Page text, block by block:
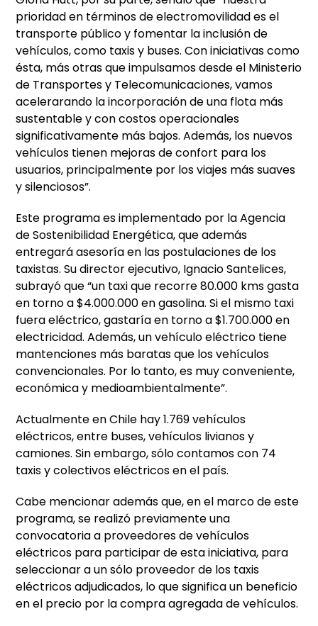
prioridad en términos de electromovilidad es el
transporte público y fomentar la inclusión de
vehículos, como taxis y buses. Con iniciativas como
ésta, más otras que impulsamos desde el Ministerio
de Transportes y Telecomunicaciones, vamos
acelerarando la incorporación de una flota más
sustentable y con costos operacionales
significativamente más bajos. Además, los nuevos
vehículos tienen mejoras de confort para los
usuarios, principalmente por los viajes más suaves
y silenciosos”.
Este programa es implementado por la Agencia
de Sostenibilidad Energética, que además
entregará asesoría en las postulaciones de los
taxistas. Su director ejecutivo, Ignacio Santelices,
subrayó que “un taxi que recorre 80.000 kms gasta
en torno a $4.000.000 en gasolina. Si el mismo taxi
fuera eléctrico, gastaría en torno a $1.700.000 en
electricidad. Además, un vehículo eléctrico tiene
mantenciones más baratas que los vehículos
convencionales. Por lo tanto, es muy conveniente,
económica y medioambientalmente”.
Actualmente en Chile hay 1.769 vehículos
eléctricos, entre buses, vehículos livianos y
camiones. Sin embargo, sólo contamos con 74
taxis y colectivos eléctricos en el país.
Cabe mencionar además que, en el marco de este
programa, se realizó previamente una
convocatoria a proveedores de vehículos
eléctricos para participar de esta iniciativa, para
seleccionar a un sólo proveedor de los taxis
eléctricos adjudicados, lo que significa un beneficio
en el precio por la compra agregada de vehículos.